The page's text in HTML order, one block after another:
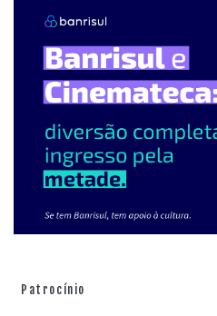
Patrocínio